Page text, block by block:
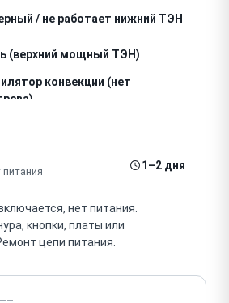
/ не работает нижний ТЭН
(верхний мощный ТЭН)
конвекции (нет
отключение (термозащита)
/ автоотключение /
/ плохо держится
уплотнителя дверцы
1–2 дня
нет питания.
кнопки, платы или
цепи питания.